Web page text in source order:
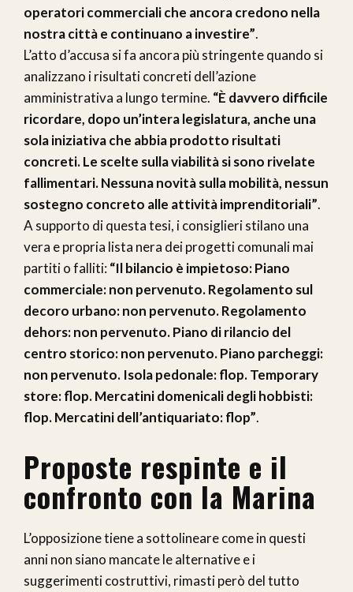
operatori commerciali che ancora credono nella
nostra città e continuano a investire”.
L’atto d’accusa si fa ancora più stringente quando si
analizzano i risultati concreti dell’azione
amministrativa a lungo termine. “È davvero difficile
ricordare, dopo un’intera legislatura, anche una
sola iniziativa che abbia prodotto risultati
concreti. Le scelte sulla viabilità si sono rivelate
fallimentari. Nessuna novità sulla mobilità, nessun
sostegno concreto alle attività imprenditoriali”.
A supporto di questa tesi, i consiglieri stilano una
vera e propria lista nera dei progetti comunali mai
partiti o falliti: “Il bilancio è impietoso: Piano
commerciale: non pervenuto. Regolamento sul
decoro urbano: non pervenuto. Regolamento
dehors: non pervenuto. Piano di rilancio del
centro storico: non pervenuto. Piano parcheggi:
non pervenuto. Isola pedonale: flop. Temporary
store: flop. Mercatini domenicali degli hobbisti:
flop. Mercatini dell’antiquariato: flop”.
Proposte respinte e il
confronto con la Marina
L’opposizione tiene a sottolineare come in questi
anni non siano mancate le alternative e i
suggerimenti costruttivi, rimasti però del tutto